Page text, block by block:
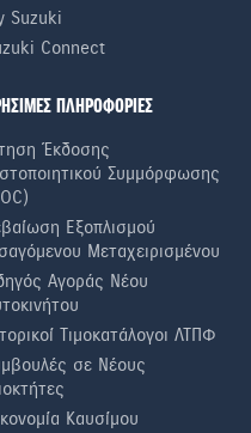
Suzuki
Connect
ΠΛΗΡΟΦΟΡΙΕΣ
Έκδοσης
Συμμόρφωσης
Εξοπλισμού
Μεταχειρισμένου
Αγοράς Νέου
Τιμοκατάλογοι ΛΤΠΦ
σε Nέους
Καυσίμου